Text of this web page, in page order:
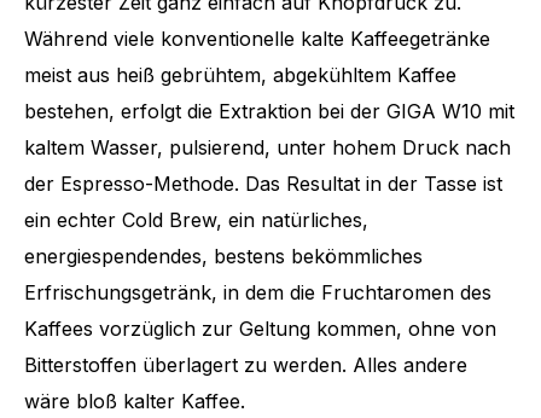
Während viele konventionelle kalte Kaffeegetränke
meist aus heiß gebrühtem, abgekühltem Kaffee
bestehen, erfolgt die Extraktion bei der GIGA W10 mit
kaltem Wasser, pulsierend, unter hohem Druck nach
der Espresso-Methode. Das Resultat in der Tasse ist
ein echter Cold Brew, ein natürliches,
energiespendendes, bestens bekömmliches
Erfrischungsgetränk, in dem die Fruchtaromen des
Kaffees vorzüglich zur Geltung kommen, ohne von
Bitterstoffen überlagert zu werden. Alles andere
wäre bloß kalter Kaffee.